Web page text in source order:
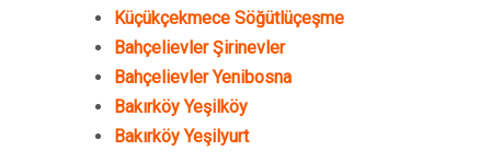
Küçükçekmece Söğütlüçeşme
Bahçelievler Şirinevler
Bahçelievler Yenibosna
Bakırköy Yeşilköy
Bakırköy Yeşilyurt